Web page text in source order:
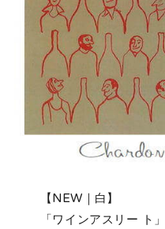
【NEW｜白】
「ワインアスリー ト